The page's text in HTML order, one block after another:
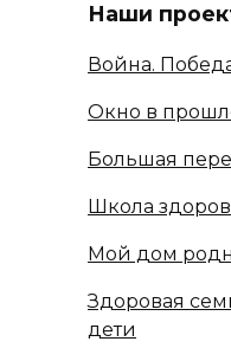
Наши
Война.
Окно в
Большая
Школа
Мой дом
Здоровая
дети